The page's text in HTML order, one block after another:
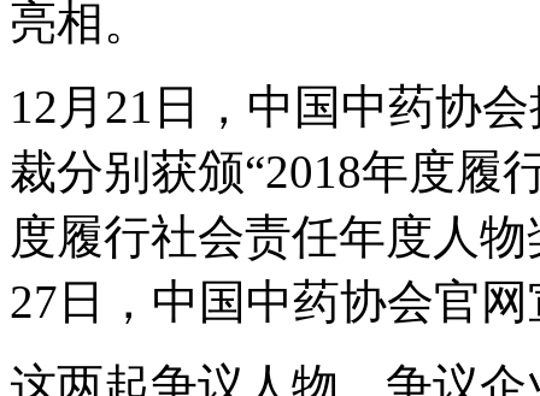
亮相。
12月21日，中国中药协
裁分别获颁“2018年度履
度履行社会责任年度人
27日，中国中药协会官